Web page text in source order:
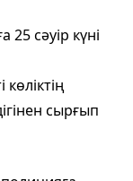
сәуір күні
сырғып